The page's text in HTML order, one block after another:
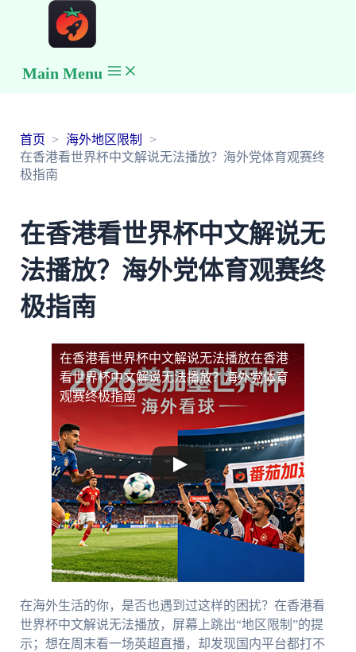
Main Menu
首页
海外地区限制
在香港看世界杯中文解说无法播放？海外党体育观赛终
极指南
在香港看世界杯中文解说无
法播放？海外党体育观赛终
极指南
在香港看世界杯中文解说无法播放在香港
看世界杯中文解说无法播放？海外党体育
观赛终极指南
在海外生活的你，是否也遇到过这样的困扰？在香港看
世界杯中文解说无法播放，屏幕上跳出“地区限制”的提
示；想在周末看一场英超直播，却发现国内平台都打不